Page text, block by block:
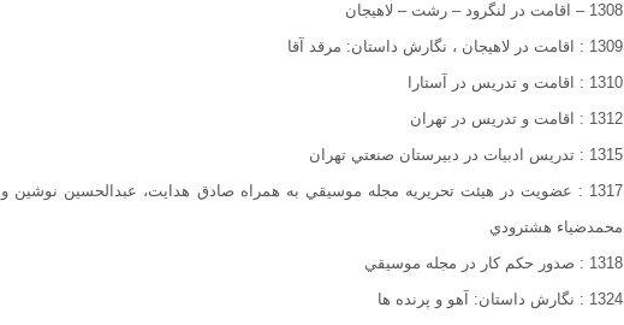
1308 – اقامت در لنگرود – رشت – لاهيجان
1309 : اقامت در لاهيجان ، نگارش داستان: مرقد آقا
1310 : اقامت و تدريس در آستارا
1312 : اقامت و تدريس در تهران
1315 : تدريس ادبيات در دبيرستان صنعتي تهران
1317 : عضويت در هيئت تحريريه مجله موسيقي به همراه صادق هدايت، عبدالحسين نوشين و
محمدضياء هشترودي
1318 : صدور حكم كار در مجله موسيقي
1324 : نگارش داستان: آهو و پرنده ها